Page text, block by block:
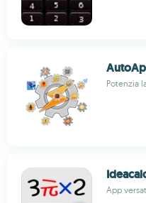
Potenzia
App